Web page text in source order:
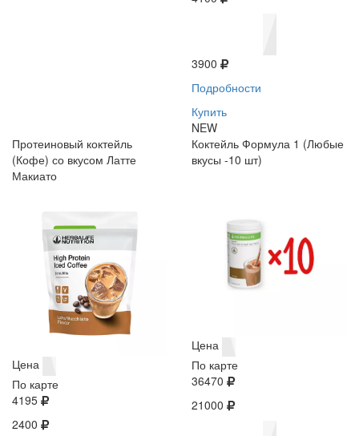
3900
Подробности
Купить
NEW
Протеиновый коктейль
(Кофе) со вкусом Латте
Макиато
Цена
По карте
4195
2400
Коктейль Формула 1 (Любые
вкусы -10 шт)
Цена
По карте
36470
21000